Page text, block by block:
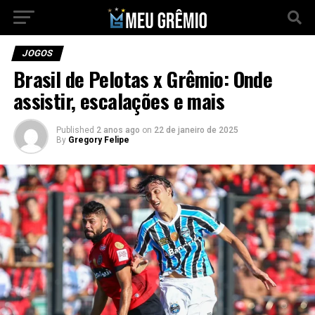
JOGOS
Brasil de Pelotas x Grêmio: Onde
assistir, escalações e mais
Published 2 anos ago on 22 de janeiro de 2025
By Gregory Felipe